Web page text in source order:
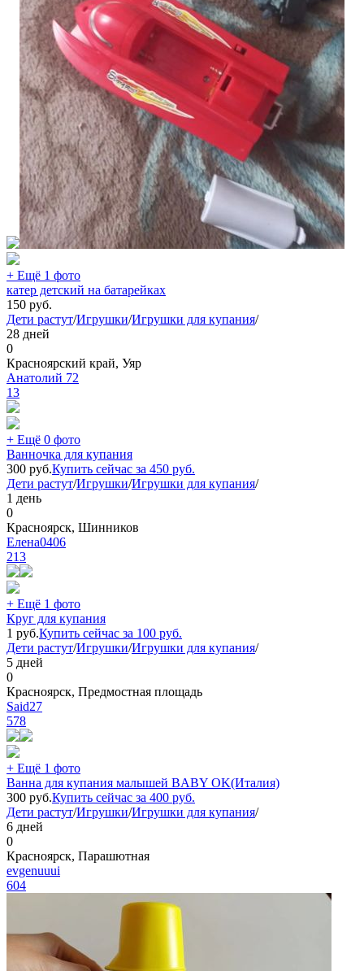
+ Ещё 1 фото
катер детский на батарейках
150 руб.
Дети растут/Игрушки/Игрушки для купания/
28 дней
0
Красноярский край, Уяр
Анатолий 72
13
+ Ещё 0 фото
Ванночка для купания
300 руб.Купить сейчас за 450 руб.
Дети растут/Игрушки/Игрушки для купания/
1 день
0
Красноярск, Шинников
Елена0406
213
+ Ещё 1 фото
Круг для купания
1 руб.Купить сейчас за 100 руб.
Дети растут/Игрушки/Игрушки для купания/
5 дней
0
Красноярск, Предмостная площадь
Said27
578
+ Ещё 1 фото
Ванна для купания малышей BABY OK(Италия)
300 руб.Купить сейчас за 400 руб.
Дети растут/Игрушки/Игрушки для купания/
6 дней
0
Красноярск, Парашютная
evgenuuui
604